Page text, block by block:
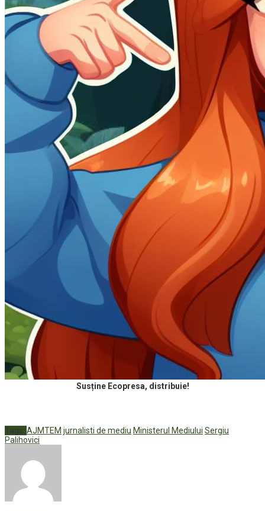
Susține Ecopresa, distribuie!
Tags: AJMTEM jurnalisti de mediu Ministerul Mediului Sergiu
Palihovici